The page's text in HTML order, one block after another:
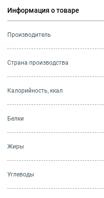
Информация о товаре
Производитель
Страна производства
Калорийность, ккал
Белки
Жиры
Углеводы